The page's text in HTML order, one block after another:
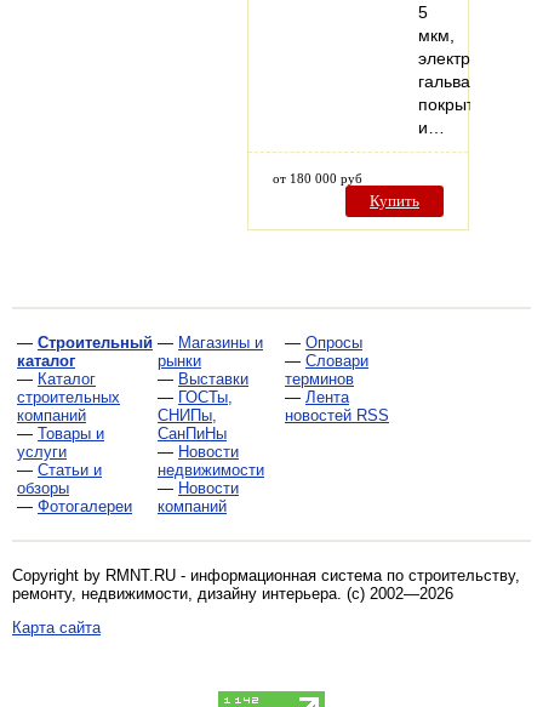
5
мкм,
электролитов
гальванических
покрытий
и…
от 180 000 руб
Купить
— Строительный
каталог
— Каталог
строительных
компаний
— Товары и
услуги
— Статьи и
обзоры
— Фотогалереи
— Магазины и
рынки
— Выставки
— ГОСТы,
СНИПы,
СанПиНы
— Новости
недвижимости
— Новости
компаний
— Опросы
— Словари
терминов
— Лента
новостей RSS
Copyright by RMNT.RU - информационная система по строительству,
ремонту, недвижимости, дизайну интерьера. (c) 2002—2026
Карта сайта